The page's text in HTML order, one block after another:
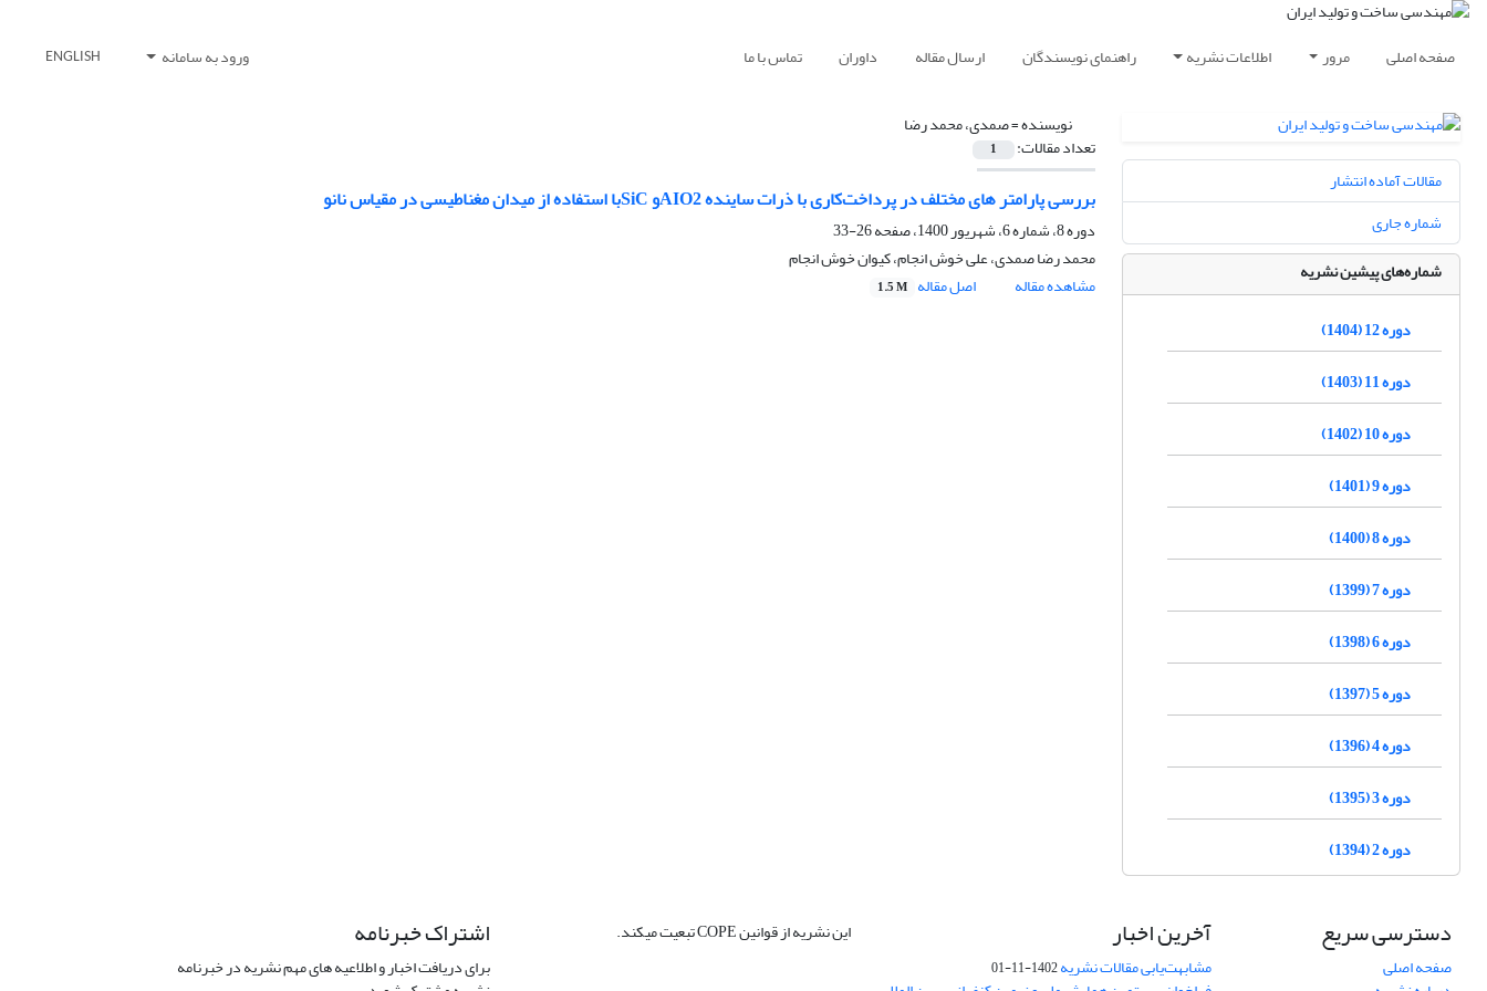
صفحه اصلی مرور اطلاعات نشریه راهنمای نویسندگان ارسال مقاله داوران تماس با ما ورود به سامانه ENGLISH
نویسنده =صمدی، محمد رضا
تعداد مقالات: 1
بررسی پارامتر های مختلف در پرداخت‌کاری با ذرات ساینده AIO2و SiCبا استفاده از میدان مغناطیسی در مقیاس نانو
دوره 8، شماره 6، شهریور 1400، صفحه
26-33
محمد رضا صمدی، علی خوش انجام، کیوان خوش انجام
مشاهده مقاله
اصل مقاله 1.5 M
مقالات آماده انتشار
شماره جاری
شماره‌های پیشین نشریه
دوره 12 (1404)
دوره 11 (1403)
دوره 10 (1402)
دوره 9 (1401)
دوره 8 (1400)
دوره 7 (1399)
دوره 6 (1398)
دوره 5 (1397)
دوره 4 (1396)
دوره 3 (1395)
دوره 2 (1394)
دسترسی سریع
صفحه اصلی
آخرین اخبار
مشابهت‌یابی مقالات نشریه1402-11-01
این نشریه از قوانین COPE تبعیت میکند. اشتراک خبرنامه
برای دریافت اخبار و اطلاعیه های مهم نشریه در خبرنامه